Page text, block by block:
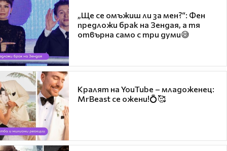
„Ще се омъжиш ли за мен?“: Фен
предложи брак на Зендая, а тя
отвърна само с три думи😅
Кралят на YouTube – младоженец:
MrBeast се ожени!💍🥰